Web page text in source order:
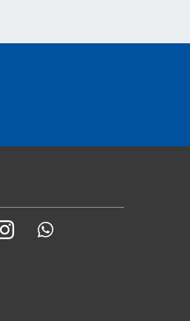
Instagram